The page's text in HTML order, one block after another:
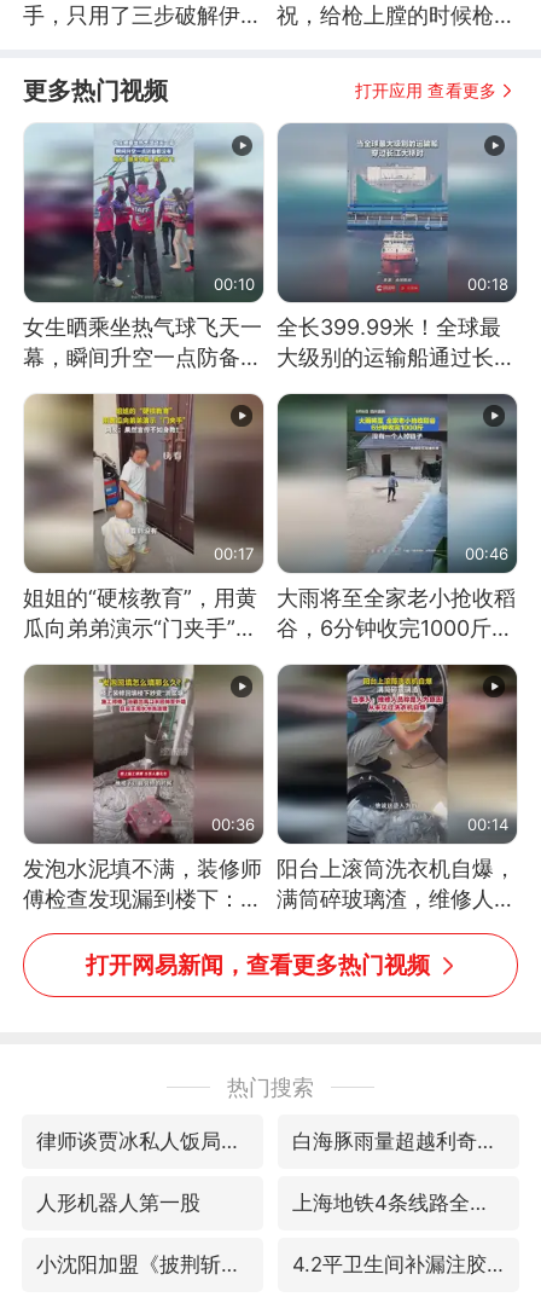
手，只用了三步破解伊朗
祝，给枪上膛的时候枪口
更多热门视频 打开应用 查看更多
00:10
女生晒乘坐热气球飞天一
幕，瞬间升空一点防备都
00:18
全长399.99米！全球最
大级别的运输船通过长江
00:17
姐姐的“硬核教育”，用黄
瓜向弟弟演示“门夹手”，
教！
00:46
大雨将至全家老小抢收稻
谷，6分钟收完1000斤，
00:36
发泡水泥填不满，装修师
傅检查发现漏到楼下：出
风口未延伸到外墙
00:14
阳台上滚筒洗衣机自爆，
满筒碎玻璃渣，维修人员
称是人为原因，从未见过
洗衣机自爆
打开网易新闻，查看更多热门视频
热门搜索
律师谈贾冰私人饭局被偷拍 白海豚雨量超越利奇马、巴威
人形机器人第一股 上海地铁4条线路全线停运
小沈阳加盟《披荆斩棘》 4.2平卫生间补漏注胶花1.55万